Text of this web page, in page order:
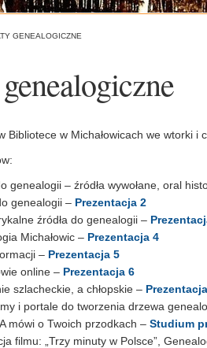
GENEALOGICZNE
Bibliotece w Michałowicach we wtorki i
genealogii – źródła wywołane, oral
genealogii – Prezentacja 2
źródła do genealogii –
Michałowic – Prezentacja 4
– Prezentacja 5
online – Prezentacja 6
szlacheckie, a chłopskie –
i portale do tworzenia drzewa
mówi o Twoich przodkach – Studium
filmu: „Trzy minuty w Polsce”,